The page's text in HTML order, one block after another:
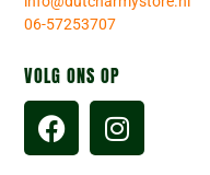
06-57253707
VOLG ONS OP